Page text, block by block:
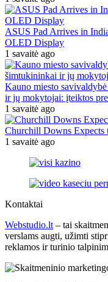
ASUS Pad Arrives in
OLED Display
1 savaitė ago
Kauno miesto
ir jų mokytojai: įteiktos
1 savaitė ago
Churchill Downs Expects
1 savaitė ago
Kontaktai
Webstudio.lt – tai
verslams augti, užimti
reklamos ir turinio